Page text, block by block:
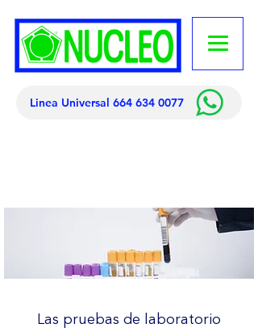
Linea Universal 664 634 0077
Las pruebas de laboratorio